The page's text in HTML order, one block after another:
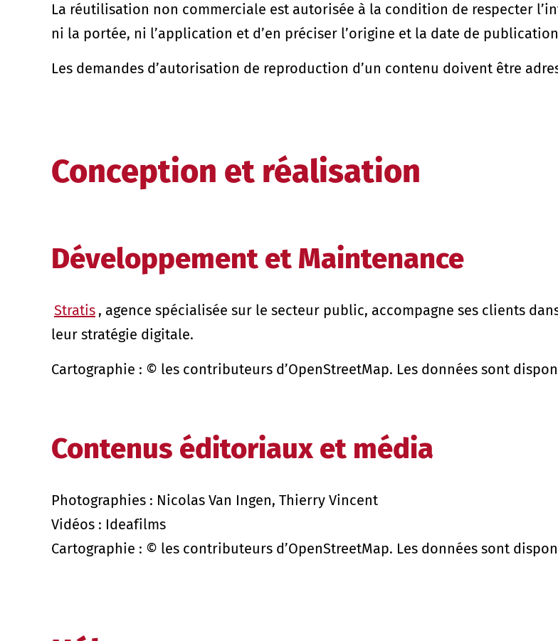
La réutilisation non commerciale est autorisée à la condition de respecter
ni la portée, ni l’application et d’en préciser l’origine et la date de
Les demandes d’autorisation de reproduction d’un contenu doivent être
Conception et réalisation
Développement et Maintenance
Stratis , agence spécialisée sur le secteur public, accompagne ses clients
leur stratégie digitale.
Cartographie : © les contributeurs d’OpenStreetMap. Les données sont
Contenus éditoriaux et média
Photographies : Nicolas Van Ingen, Thierry Vincent
Vidéos : Ideafilms
Cartographie : © les contributeurs d’OpenStreetMap. Les données sont